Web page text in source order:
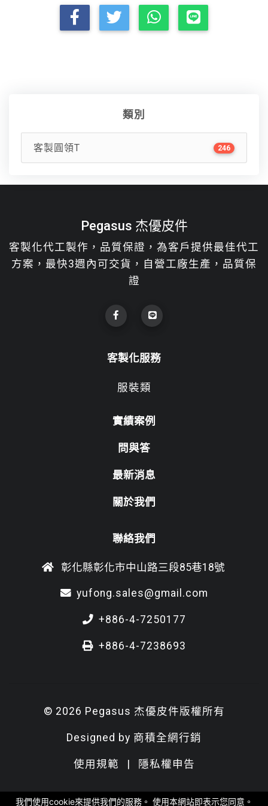
類別
客製圓領T 246
Pegasus 杰優皮件
客製化代工製作，品質保證，為客戶提供最佳代工
方案，最快3週內可交貨，自營工廠生產，品質保
證
客製化服務
服裝類
實績案例
問與答
最新消息
關於我們
聯絡我們
彰化縣彰化市中山路三段85巷18號
yufong.sales@gmail.com
+886-4-7250177
+886-4-7238693
© 2026 Pegasus 杰優皮件版權所有
Designed by 商積全網行銷
使用規範 | 隱私權申告
我們使用cookie來提供我們的服務。 使用本網站即表示您同意。